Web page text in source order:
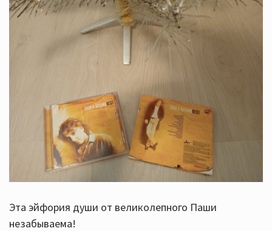
Эта эйфория души от великолепного Паши
незабываема!